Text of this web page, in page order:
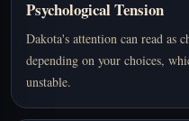
Psychological Tension
Dakota's attention can read as
depending on your choices,
unstable.